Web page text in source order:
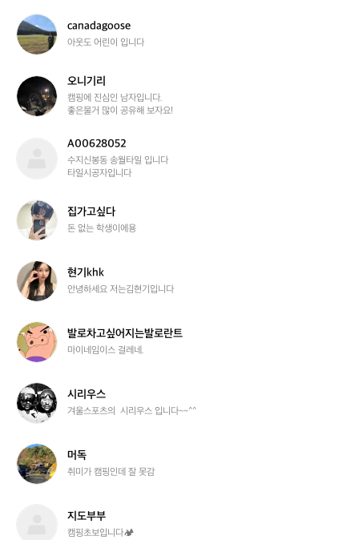
c
a
n
d
a
g
canadagoose
아웃도 어린이 입니다
오
니
기
오니기리
캠핑에 진심인 남자입니다.
좋은물거 많이 공유해 보자요!
2
8
0
2
A00628052
수지신봉동 송월타일 입니다
타일시공자입니다
집
가
고
다
집가고싶다
돈 없는 학생이에용
현
기
k
k
현기khk
안녕하세요 저는김현기입니다
발
로
차
싶
어
지
발
로
란
발로차고싶어지는발로란트
마이네임이스 걸레네.
시
리
우
시리우스
겨울스포츠의  시리우스 입니다~~^^
머
독
머독
취미가 캠핑인데 잘 못감
지도부부
캠핑초보입니다🏕️